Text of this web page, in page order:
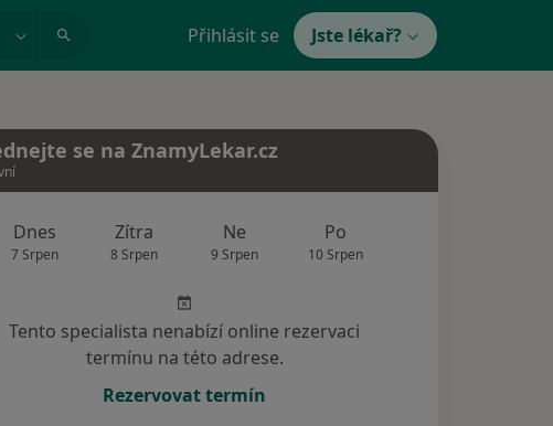
Přihlásit se Jste lékař?
se na ZnamyLekar.cz
Dnes
7 Srpen
Zítra
8 Srpen
Ne
9 Srpen
Po
10 Srpen
Tento specialista nenabízí online rezervaci
termínu na této adrese.
Rezervovat termín